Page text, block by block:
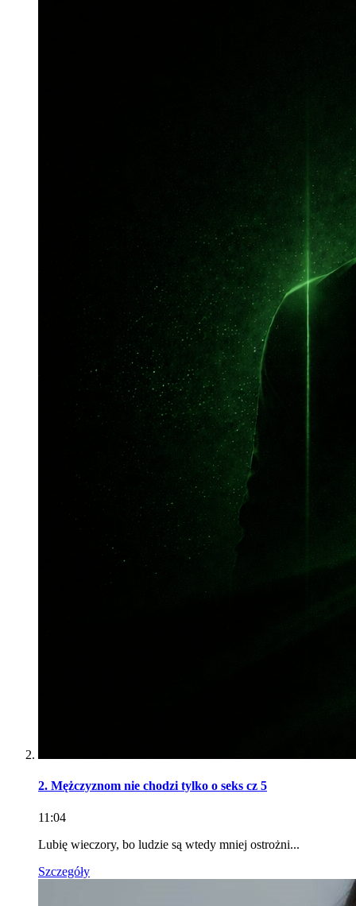
2. Mężczyznom nie chodzi tylko o seks cz 5
11:04
Lubię wieczory, bo ludzie są wtedy mniej ostrożni...
Szczegóły